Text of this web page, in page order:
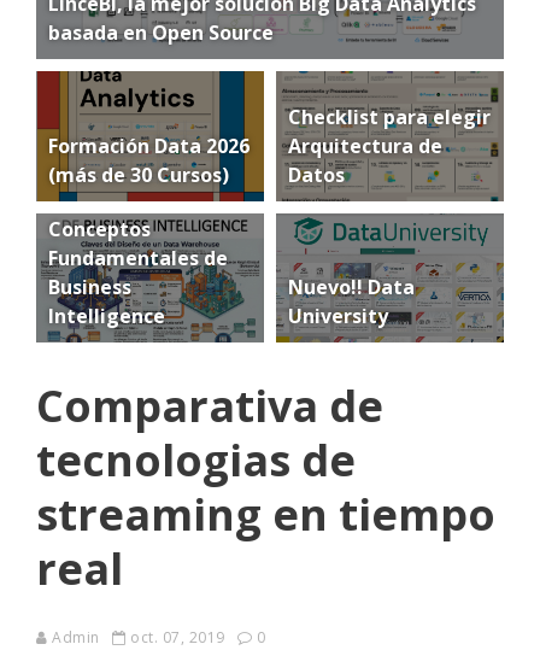
basada en Open Source
Formación Data 2026
(más de 30 Cursos)
Checklist para elegir
Arquitectura de
Datos
Conceptos
Fundamentales de
Business
Intelligence
Nuevo!! Data
University
Comparativa de
tecnologias de
streaming en tiempo
real
Admin oct. 07, 2019
0